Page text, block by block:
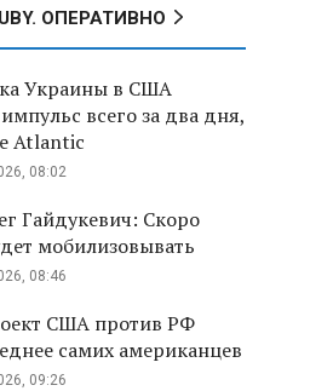
ОПЕРАТИВНО
Украины в США
всего за два дня,
Atlantic
08:02
Гайдукевич: Скоро
мобилизовывать
08:46
США против РФ
самих американцев
09:26